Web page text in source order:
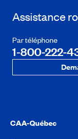
Assistance
Par téléphone
1-800-222-
CAA-Québec